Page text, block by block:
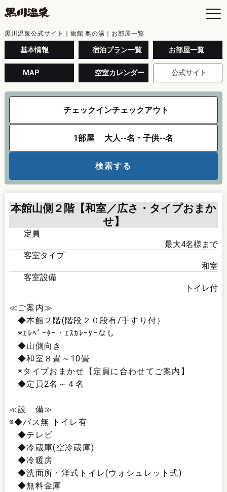
お
空
黒
年
黒
採
オ
黒川温泉公式サイト｜旅館 奥の湯｜お部屋一覧
基本情報 宿泊プラン一覧 お部屋一覧
MAP 空室カレンダー 公式サイト
チェックインチェックアウト
1部屋 大人--名・子供--名
検索する
本館山側２階【和室／広さ・タイプおまか
せ】
定員
最大4名様まで
客室タイプ
和室
客室設備
トイレ付
≪ご案内≫
◆本館２階(階段２０段有/手すり付）
※ｴﾚﾍﾞｰﾀｰ・ｴｽｶﾚｰﾀｰなし
◆山側向き
◆和室８畳～10畳
※タイプおまかせ【定員に合わせてご案内】
◆定員2名～４名
≪設 備≫
※◆バス無 トイレ有
◆テレビ
◆冷蔵庫(空冷蔵庫)
◆冷暖房
◆洗面所・洋式トイレ(ウォシュレット式)
◆無料金庫